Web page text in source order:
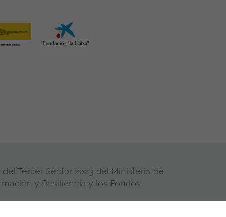
Tercer Sector 2023 del Ministerio de
y Resiliencia y los Fondos